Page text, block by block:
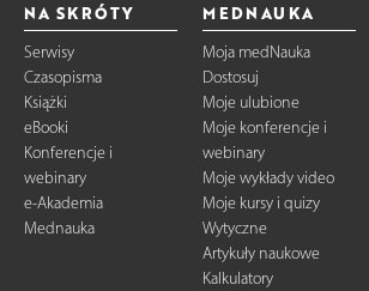
NA SKRÓTY
Serwisy
Czasopisma
Książki
eBooki
Konferencje i
webinary
e-Akademia
Mednauka
MEDNAUKA
Moja medNauka
Dostosuj
Moje ulubione
Moje konferencje i
webinary
Moje wykłady video
Moje kursy i quizy
Wytyczne
Artykuły naukowe
Kalkulatory